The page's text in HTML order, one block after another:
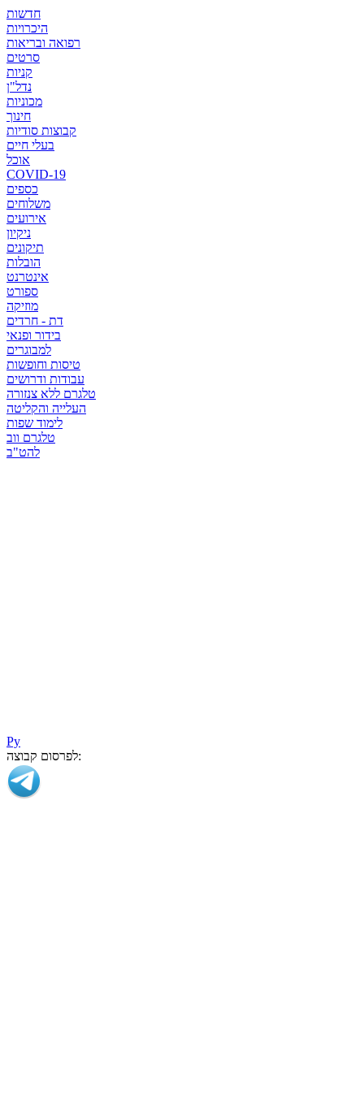
חדשות
היכרויות
רפואה ובריאות
סרטים
קניות
נדל"ן
מכוניות
חינוך
קבוצות סודיות
בעלי חיים
אוכל
COVID-19
כספים
משלוחים
אירועים
ניקיון
תיקונים
הובלות
אינטרנט
ספורט
מוזיקה
דת - חרדים
בידור ופנאי
למבוגרים
טיסות וחופשות
עבודות ודרושים
טלגרם ללא צנזורה
העלייה והקליטה
לימוד שפות
טלגרם ווב
להט"ב
Ру
לפרסום קבוצה: